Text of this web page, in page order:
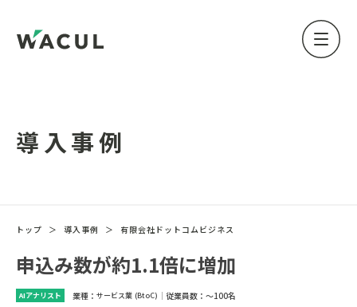
導入事例
トップ ＞ 導入事例 ＞ 有限会社ドットコムビジネス
申込み数が約1.1倍に増加
AIアナリスト 業種： サービス業 (BtoC) ｜ 従業員数： ～100名